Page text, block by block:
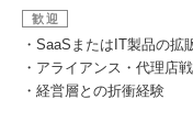
歓迎
・SaaSまたはIT製品の拡
・アライアンス・代理店
・経営層との折衝経験